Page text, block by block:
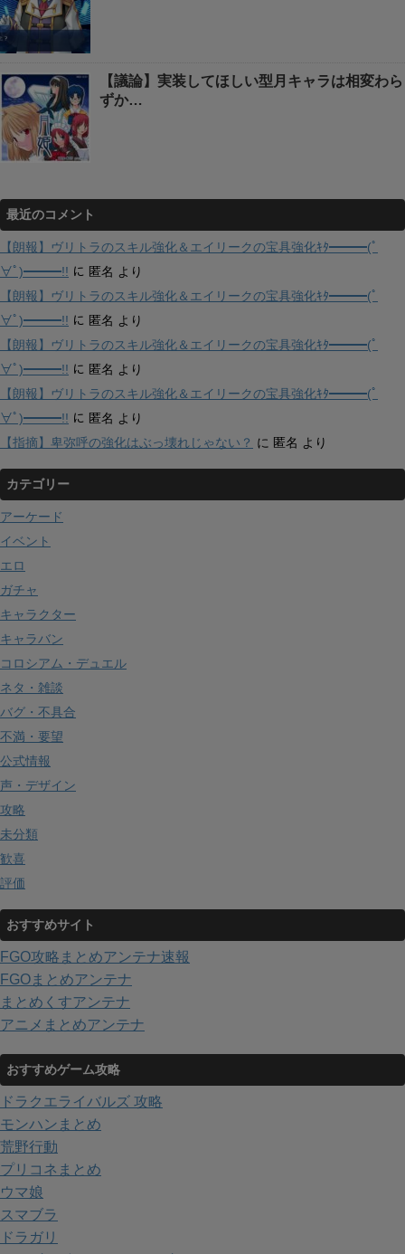
【議論】実装してほしい型月キャラは相変わら
ずか…
最近のコメント
【朗報】ヴリトラのスキル強化＆エイリークの宝具強化ｷﾀ━━━(ﾟ
∀ﾟ)━━━!! に 匿名 より
【朗報】ヴリトラのスキル強化＆エイリークの宝具強化ｷﾀ━━━(ﾟ
∀ﾟ)━━━!! に 匿名 より
【朗報】ヴリトラのスキル強化＆エイリークの宝具強化ｷﾀ━━━(ﾟ
∀ﾟ)━━━!! に 匿名 より
【朗報】ヴリトラのスキル強化＆エイリークの宝具強化ｷﾀ━━━(ﾟ
∀ﾟ)━━━!! に 匿名 より
【指摘】卑弥呼の強化はぶっ壊れじゃない？ に 匿名 より
カテゴリー
アーケード
イベント
エロ
ガチャ
キャラクター
キャラバン
コロシアム・デュエル
ネタ・雑談
バグ・不具合
不満・要望
公式情報
声・デザイン
攻略
未分類
歓喜
評価
おすすめサイト
FGO攻略まとめアンテナ速報
FGOまとめアンテナ
まとめくすアンテナ
アニメまとめアンテナ
おすすめゲーム攻略
ドラクエライバルズ 攻略
モンハンまとめ
荒野行動
プリコネまとめ
ウマ娘
スマブラ
ドラガリ